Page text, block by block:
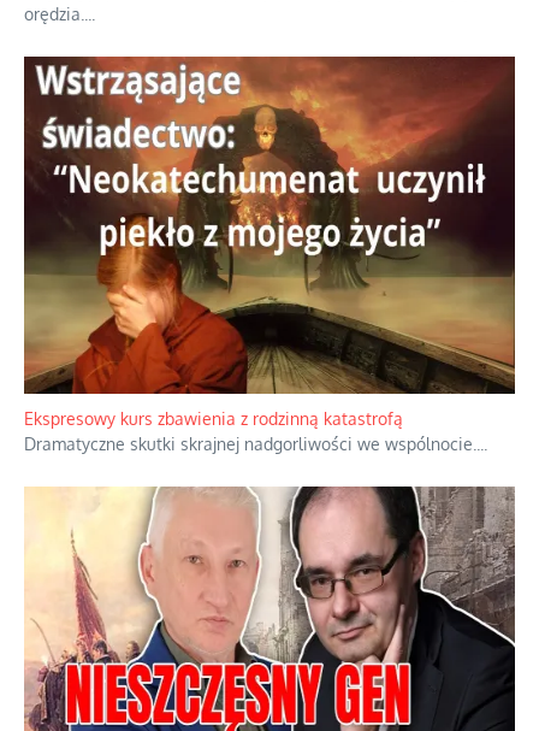
Niewygodne kulisy alpejskiego objawienia
Watykan woli skupiać się na łagodnym wizerunku Maryi,
ukrywając przed światem pełną i bardziej surową treść jej
orędzia....